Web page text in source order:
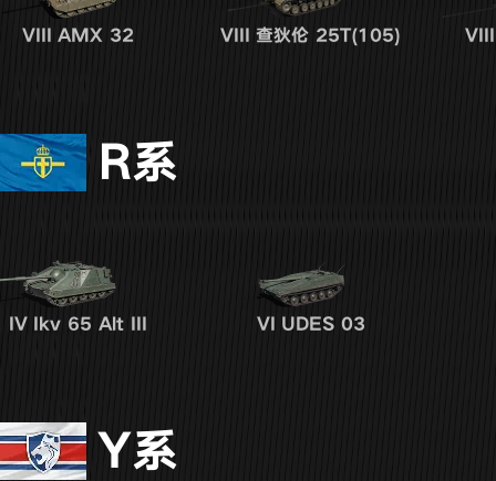
VIII AMX 32 VIII 查狄伦 25T(105) VIII
R系
IV Ikv 65 Alt III VI UDES 03
Y系